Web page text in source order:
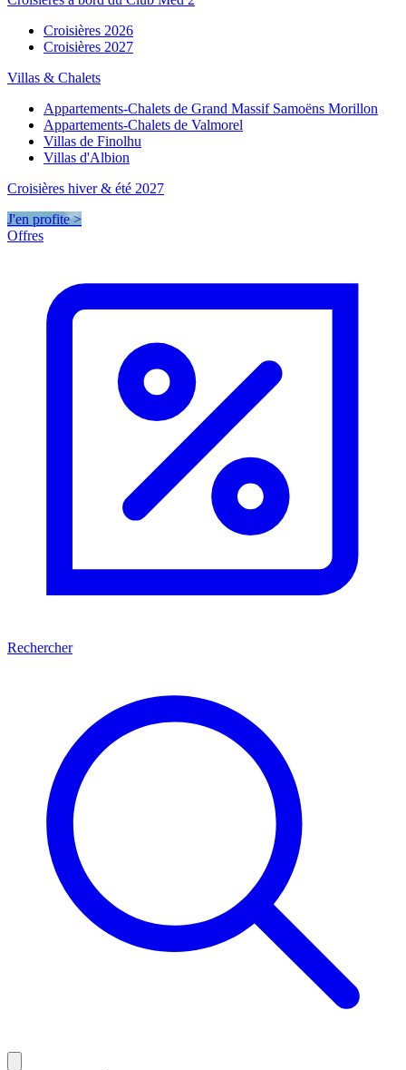
Croisières 2026
Croisières 2027
Villas & Chalets
Appartements-Chalets de Grand Massif Samoëns Morillon
Appartements-Chalets de Valmorel
Villas de Finolhu
Villas d'Albion
Croisières hiver & été 2027
J'en profite >
Offres
Rechercher